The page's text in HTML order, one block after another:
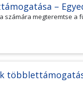
–
megteremtse a